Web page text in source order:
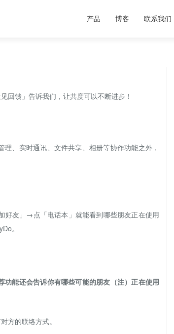
产品 博客 联系我们
回馈」告诉我们，让共度可以不断进步！
、实时通讯、文件共享、相册等协作功能之外，
友」→点「电话本」就能看到哪些朋友正在使用
。
功能还会告诉你有哪些可能的朋友（注）正在使用
方的联络方式。